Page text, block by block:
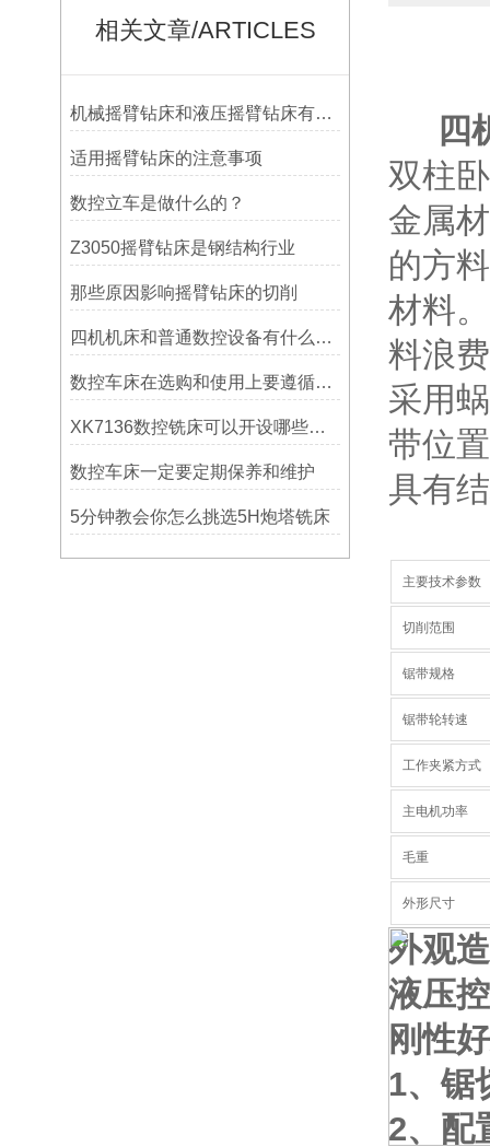
相关文章/ARTICLES
机械摇臂钻床和液压摇臂钻床有什么区别
适用摇臂钻床的注意事项
数控立车是做什么的？
Z3050摇臂钻床是钢结构行业
那些原因影响摇臂钻床的切削
四机机床和普通数控设备有什么区别？
数控车床在选购和使用上要遵循哪些条件呢？
XK7136数控铣床可以开设哪些考核项目？
数控车床一定要定期保养和维护
5分钟教会你怎么挑选5H炮塔铣床
四
双柱
金属
的方
材料
料浪
采用
带位
具有
主要技术参数
切削范围
锯带规格
锯带轮转速
工作夹紧方式
主电机功率
毛重
外形尺寸
外观
液压
刚性好
1、锯
2、配